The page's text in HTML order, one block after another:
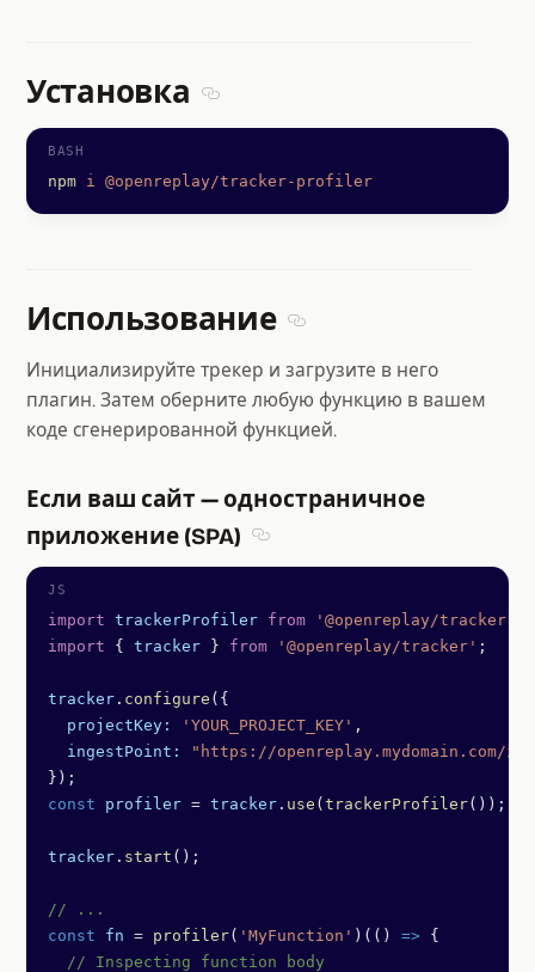
Установка
npm i @openreplay/tracker-profiler
Использование
Инициализируйте трекер и загрузите в него
плагин. Затем оберните любую функцию в вашем
коде сгенерированной функцией.
Если ваш сайт — одностраничное
приложение (SPA)
import trackerProfiler from '@openreplay/tracker-
import { tracker } from '@openreplay/tracker' ;
tracker . configure ({
  projectKey:
'YOUR_PROJECT_KEY' ,
  ingestPoint:
"https://openreplay.mydomain.com/
});
const profiler = tracker . use ( trackerProfiler());
tracker . start ();
// ...
const fn = profiler( 'MyFunction' )(() => {
  // Inspecting function body